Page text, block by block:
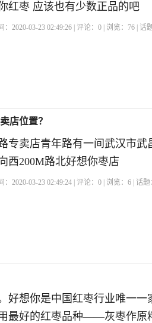
红枣 应该也有少数正品的吧
：2020-03-23 02:49:26 | 评论：0 | 浏览： 76 | 话
店位置？
专卖店青年路有一间武汉市
西200M路北好想你枣店
：2020-03-23 02:49:24 | 评论：0 | 浏览：6 | 话题
好想你是中国红枣行业唯一
最好的红枣品种——灰枣作原